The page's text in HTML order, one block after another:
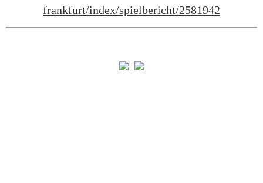
frankfurt/index/spielbericht/2581942